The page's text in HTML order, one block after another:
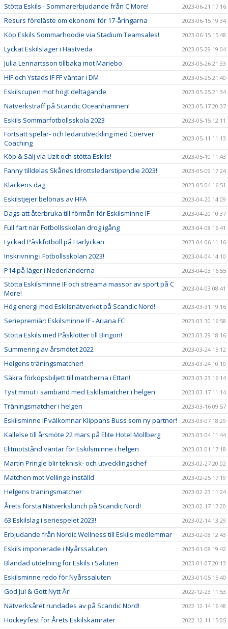
Stötta Eskils - Sommarerbjudande från C More! 2023-06-21 17:16
Resurs föreläste om ekonomi för 17-åringarna 2023-06-15 19:34
Köp Eskils Sommarhoodie via Stadium Teamsales! 2023-06-15 15:48
Lyckat Eskilsläger i Hästveda 2023-05-29 19:04
Julia Lennartsson tillbaka mot Mariebo 2023-05-26 21:33
HIF och Ystads IF FF väntar i DM 2023-05-25 21:40
Eskilscupen mot högt deltagande 2023-05-25 21:34
Nätverksträff på Scandic Oceanhamnen! 2023-05-17 20:37
Eskils Sommarfotbollsskola 2023 2023-05-15 12:11
Fortsatt spelar- och ledarutveckling med Coerver
Coaching
2023-05-11 11:13
Köp & Sälj via Uzit och stötta Eskils! 2023-05-10 11:43
Fanny tilldelas Skånes Idrottsledarstipendie 2023! 2023-05-09 17:24
Klackens dag 2023-05-04 16:51
Eskilstjejer belönas av HFA 2023-04-20 14:09
Dags att återbruka till förmån för Eskilsminne IF 2023-04-20 10:37
Full fart när Fotbollsskolan drog igång 2023-04-08 16:41
Lyckad Påskfotboll på Harlyckan 2023-04-06 11:16
Inskrivning i Fotbollsskolan 2023! 2023-04-04 14:10
P14 på läger i Nederländerna 2023-04-03 16:55
Stötta Eskilsminne IF och streama massor av sport på C
More!
2023-04-03 08:41
Hög energi med Eskilsnätverket på Scandic Nord! 2023-03-31 19:16
Seriepremiär: Eskilsminne IF - Ariana FC 2023-03-30 16:58
Stötta Eskils med Påsklotter till Bingon! 2023-03-29 18:16
Summering av årsmötet 2022 2023-03-24 15:12
Helgens träningsmatcher! 2023-03-24 10:10
Säkra förköpsbiljett till matcherna i Ettan! 2023-03-23 16:14
Tyst minut i samband med Eskilsmatcher i helgen 2023-03-17 11:14
Träningsmatcher i helgen 2023-03-16 09:57
Eskilsminne IF välkomnar Klippans Buss som ny partner! 2023-03-07 18:29
Kallelse till årsmöte 22 mars på Elite Hotel Mollberg 2023-03-04 11:44
Elitmotstånd väntar för Eskilsminne i helgen 2023-03-01 17:18
Martin Pringle blir teknisk- och utvecklingschef 2023-02-27 20:02
Matchen mot Vellinge inställd 2023-02-25 17:19
Helgens träningsmatcher 2023-02-23 11:24
Årets första Nätverkslunch på Scandic Nord! 2023-02-17 17:20
63 Eskilslag i seriespelet 2023! 2023-02-14 13:29
Erbjudande från Nordic Wellness till Eskils medlemmar 2023-02-08 12:43
Eskils imponerade i Nyårssaluten 2023-01-08 19:42
Blandad utdelning för Eskils i Saluten 2023-01-07 20:13
Eskilsminne redo för Nyårssaluten 2023-01-05 15:40
God Jul & Gott Nytt År! 2022-12-23 11:53
Nätverksåret rundades av på Scandic Nord! 2022-12-14 16:48
Hockeyfest för Årets Eskilskamrater 2022-12-11 15:05